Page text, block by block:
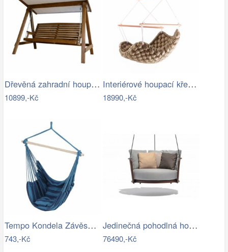
Dřevěná zahradní houpačka Lucas pro 4…
10899,-Kč
Interiérové houpací křeslo Swingy In…
18990,-Kč
Tempo Kondela Závěsné houpací křeslo…
743,-Kč
Jedinečná pohodlná houpačka - TS
76490,-Kč